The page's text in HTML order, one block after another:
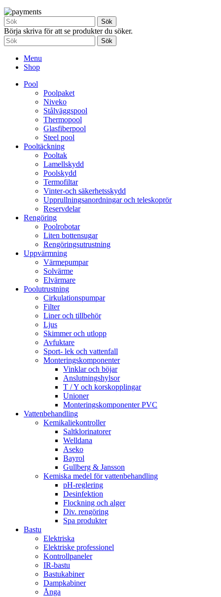
Sök
Börja skriva för att se produkter du söker.
Sök
Menu
Shop
Pool
Poolpaket
Niveko
Stålväggspool
Thermopool
Glasfiberpool
Steel pool
Pooltäckning
Pooltak
Lamellskydd
Poolskydd
Termofiltar
Vinter-och säkerhetsskydd
Upprullningsanordningar och teleskoprör
Reservdelar
Rengöring
Poolrobotar
Liten bottensugar
Rengöringsutrustning
Uppvärmning
Värmepumpar
Solvärme
Elvärmare
Poolutrustning
Cirkulationspumpar
Filter
Liner och tillbehör
Ljus
Skimmer och utlopp
Avfuktare
Sport- lek och vattenfall
Monteringskomponenter
Vinklar och böjar
Anslutningshylsor
T / Y och korskopplingar
Unioner
Monteringskomponenter PVC
Vattenbehandling
Kemikaliekontroller
Saltklorinatorer
Welldana
Aseko
Bayrol
Gullberg & Jansson
Kemiska medel för vattenbehandling
pH-reglering
Desinfektion
Flockning och alger
Div. rengöring
Spa produkter
Bastu
Elektriska
Elektriske professionel
Kontrollpaneler
IR-bastu
Bastukabiner
Dampkabiner
Ånga